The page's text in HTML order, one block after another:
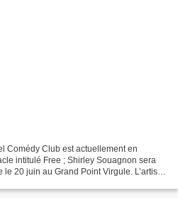
Comédy Club est actuellement en
intitulé Free ; Shirley Souagnon sera
20 juin au Grand Point Virgule. L’artiste